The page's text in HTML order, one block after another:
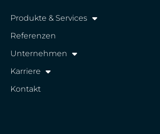
Produkte & Services
Referenzen
Unternehmen
Karriere
Kontakt